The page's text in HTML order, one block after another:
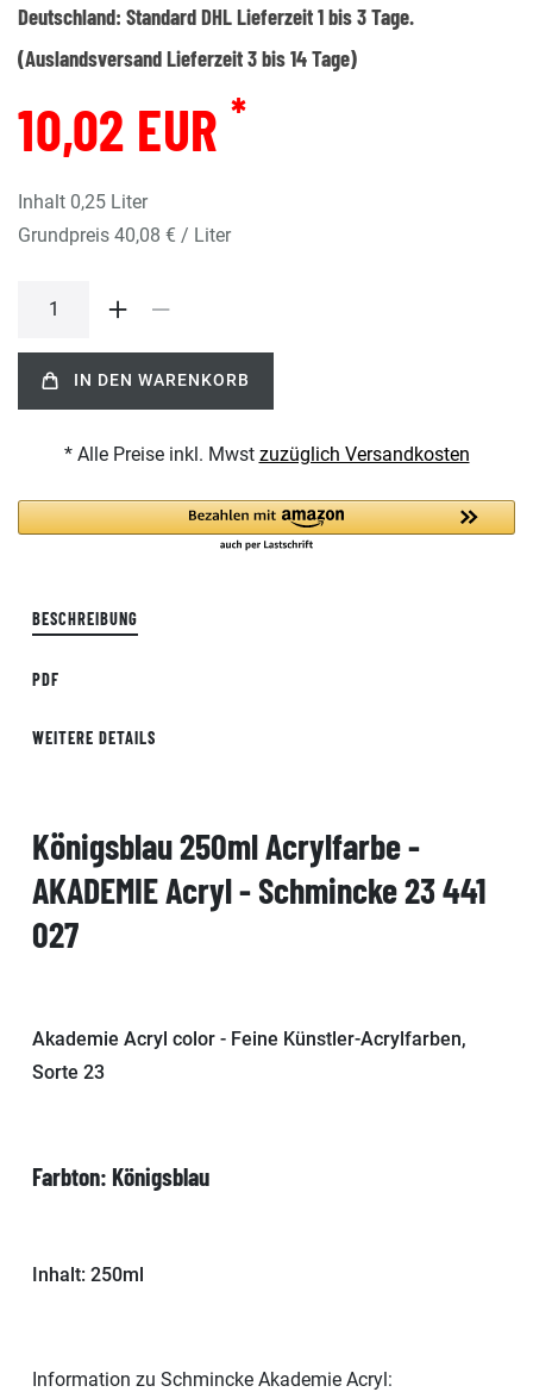
Deutschland: Standard DHL Lieferzeit 1 bis 3 Tage.
(Auslandsversand Lieferzeit 3 bis 14 Tage)
10,02 EUR *
Inhalt 0,25 Liter
Grundpreis 40,08 € / Liter
IN DEN WARENKORB
* Alle Preise inkl. Mwst zuzüglich Versandkosten
BESCHREIBUNG
PDF
WEITERE DETAILS
Königsblau 250ml Acrylfarbe -
AKADEMIE Acryl - Schmincke 23 441
027
Akademie Acryl color - Feine Künstler-Acrylfarben,
Sorte 23
Farbton: Königsblau
Inhalt: 250ml
Information zu Schmincke Akademie Acryl: